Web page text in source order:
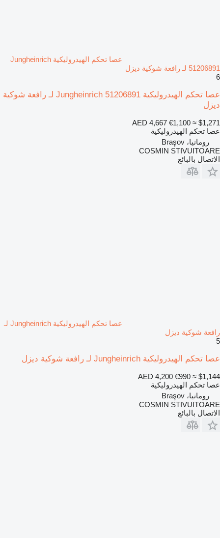
عصا تحكم الهيدروليكية Jungheinrich
51206891 لـ رافعة شوكية ديزل
6
عصا تحكم الهيدروليكية Jungheinrich 51206891 لـ رافعة شوكية
ديزل
AED 4,667 €1,100 ≈ $1,271
عصا تحكم الهيدروليكية
رومانيا، Braşov
COSMIN STIVUITOARE
الاتصال بالبائع
عصا تحكم الهيدروليكية Jungheinrich لـ
رافعة شوكية ديزل
5
عصا تحكم الهيدروليكية Jungheinrich لـ رافعة شوكية ديزل
AED 4,200 €990 ≈ $1,144
عصا تحكم الهيدروليكية
رومانيا، Braşov
COSMIN STIVUITOARE
الاتصال بالبائع